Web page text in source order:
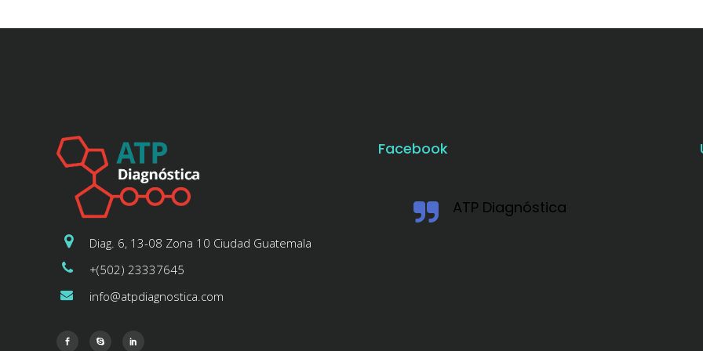
Diag. 6, 13-08 Zona 10 Ciudad Guatemala
+(502) 23337645
info@atpdiagnostica.com
Facebook
ATP Diagnóstica